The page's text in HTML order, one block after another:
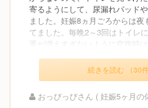
寄るようにして、尿漏れパッド
ました。妊娠8ヵ月ごろからは
てました。毎晩2～3回はトイレ
重が増えすぎないように空腹時
続きを読む （30
おっぴっぴさん ( 妊娠5ヶ月の